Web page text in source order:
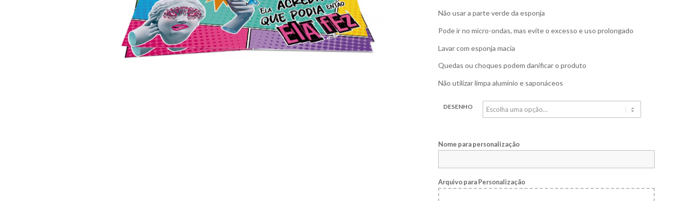
Não usar a parte verde da esponja
Pode ir no micro-ondas, mas evite o excesso e uso prolongado
Lavar com esponja macia
Quedas ou choques podem danificar o produto
Não utilizar limpa alumínio e saponáceos
DESENHO
Nome para personalização
Arquivo para Personalização